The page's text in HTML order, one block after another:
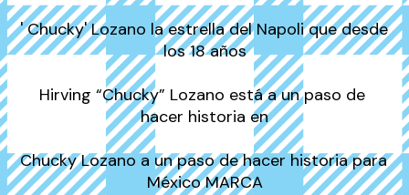
' Chucky' Lozano la estrella del Napoli que desde
los 18 años
Hirving “Chucky” Lozano está a un paso de
hacer historia en
Chucky Lozano a un paso de hacer historia para
México MARCA